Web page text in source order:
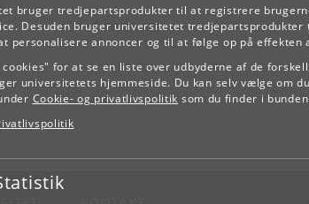
bruger tredjepartsprodukter til at registrere
Desuden bruger universitetet
personalisere annoncer og til at følge op på effekten
cookies" for at se en liste over udbyderne af de
universitetets hjemmeside. Du kan selv vælge om
Cookie- og privatlivspolitik som du finder i
eller afslå
TILBAGE